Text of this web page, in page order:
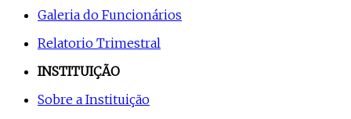
Galeria do Funcionários
Relatorio Trimestral
INSTITUIÇÃO
Sobre a Instituição